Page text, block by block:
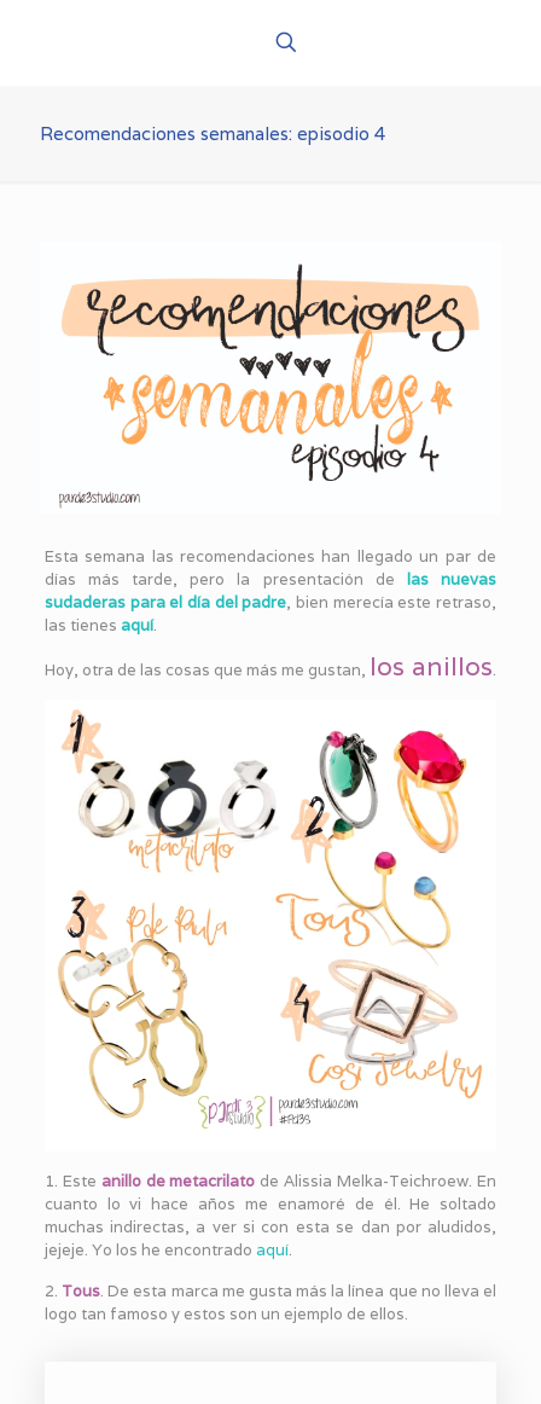
Recomendaciones semanales: episodio 4
Esta semana las recomendaciones han llegado un par de
días más tarde, pero la presentación de las nuevas
sudaderas para el día del padre, bien merecía este retraso,
las tienes aquí.
Hoy, otra de las cosas que más me gustan, los anillos.
1. Este anillo de metacrilato de Alissia Melka-Teichroew. En
cuanto lo vi hace años me enamoré de él. He soltado
muchas indirectas, a ver si con esta se dan por aludidos,
jejeje. Yo los he encontrado aquí.
2. Tous. De esta marca me gusta más la línea que no lleva el
logo tan famoso y estos son un ejemplo de ellos.